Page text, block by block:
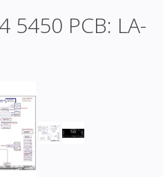
5450 PCB: LA-